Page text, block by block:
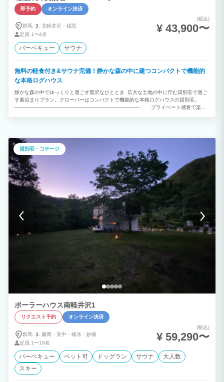
即予約 オンライン決済
群馬 北軽井沢・ 嬬恋
定員 1〜4名
(税込)
¥ 43,900〜
バーベキュー サウナ
無料の軽食付き&サウナ完備！静かな森の中に建つコンパクトで機能的
な本格ログハウス
静かな森の中でゆっくりと過ごす贅沢なひととき 広大な土地の中に佇む貸別荘で過ご
す素泊まりプラン。クローバーはコンパクトで機能的な本格ログハウスの貸別荘。
――――――――――――――――――――――――― プライベート感覚で楽し
りなど楽しめるスポットがいろいろ！ファミリーや自然を感じたい方におすすめです。
※牧場への無断立ち入りは固くお断りしております 【チェックイン方法】 宿泊棟の入
館方法につきましてそれぞれ異なります為、当館に到着されましたらお電話にてご連絡
頂きますようお願いいたします。 管理人が現地に伺い、開錠方法についてご説明いた
します。 0279-84-2085 【その他サービス】 ■料理 ・当社と「CROWD CHEF クラウ
ドシェフ」（出張シェフサービス）と業務提携をいたしました。 宿泊のご予約とは別
にお客様から直接「CROWD CHEF」へご予約、決済のお申込みをしていただくとご利
用可能です。 非日常の空間で、一流シェフの料理を是非ご堪能ください。 ※お客様と
クラウドシェフでの契約となりますので、施設側は一切の責任を負いかねます。
https://crowd-chef.com/ ・朝食は、コーヒーとパンをご用意させていただきます。 コ
ーヒーは、信州・軽井沢「丸山珈琲」のオリジナルブレンド、 パンは、群馬県桐生で
大正時代から続く「STYLE BREAD」の国産小麦をメインに使用したパンを主にご提
供いたします。 ■その他 ・源流釣り場の入場料は、ご滞在中、何度でも無料です ・
BBQグリル：利用料無料 ※食材・飲み物の提供を行っておりません。お好みのものを
ご用意頂きますようお願いします ■オプション ・牧場体験(子牛の餌やり、牧場活動に
※オプション料金は全て現地での決済となります ※牧場体験、チーズ作り体験は事前
のご予約が必要です - 牧場体験につきましては2名以上かつ3歳以上のお客様が対象で
す。午前6～午後4時の間にて実施致します。正確なお時間はご到着時にご案内差し上
げます。 - チーズ作りにつきましては2名以上かつ10歳以上のお客様が対象です。詳細
貸別荘・コテージ
ポーラーハウス南軽井沢1
リクエスト予約 オンライン決済
群馬 藤岡・ 安中・ 碓氷・ 妙義
定員 1〜19名
(税込)
¥ 59,290〜
バーベキュー ペット可 ドッグラン サウナ
大人数
スキー